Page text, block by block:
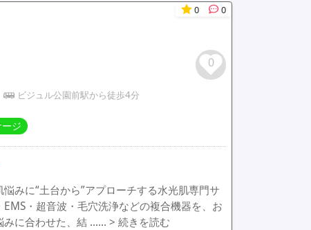
ジ
0 0
ビジュル公園前駅から徒歩4分
0
みに“土台から”アプローチする水光肌専門サ
・超音波・毛穴洗浄などの複合機器を、お
みに合わせた、結 …… > 続きを読む